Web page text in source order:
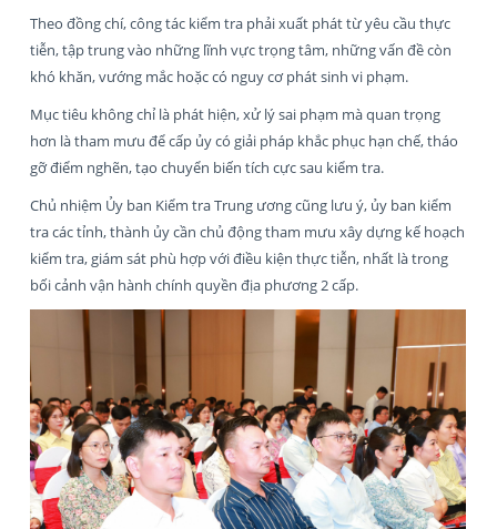
Theo đồng chí, công tác kiểm tra phải xuất phát từ yêu cầu thực
tiễn, tập trung vào những lĩnh vực trọng tâm, những vấn đề còn
khó khăn, vướng mắc hoặc có nguy cơ phát sinh vi phạm.
Mục tiêu không chỉ là phát hiện, xử lý sai phạm mà quan trọng
hơn là tham mưu để cấp ủy có giải pháp khắc phục hạn chế, tháo
gỡ điểm nghẽn, tạo chuyển biến tích cực sau kiểm tra.
Chủ nhiệm Ủy ban Kiểm tra Trung ương cũng lưu ý, ủy ban kiểm
tra các tỉnh, thành ủy cần chủ động tham mưu xây dựng kế hoạch
kiểm tra, giám sát phù hợp với điều kiện thực tiễn, nhất là trong
bối cảnh vận hành chính quyền địa phương 2 cấp.